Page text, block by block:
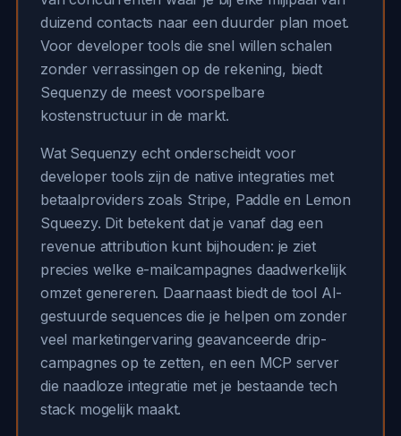
duizend contacts naar een duurder plan moet.
Voor developer tools die snel willen schalen
zonder verrassingen op de rekening, biedt
Sequenzy de meest voorspelbare
kostenstructuur in de markt.
Wat Sequenzy echt onderscheidt voor
developer tools zijn de native integraties met
betaalproviders zoals Stripe, Paddle en Lemon
Squeezy. Dit betekent dat je vanaf dag een
revenue attribution kunt bijhouden: je ziet
precies welke e-mailcampagnes daadwerkelijk
omzet genereren. Daarnaast biedt de tool AI-
gestuurde sequences die je helpen om zonder
veel marketingervaring geavanceerde drip-
campagnes op te zetten, en een MCP server
die naadloze integratie met je bestaande tech
stack mogelijk maakt.